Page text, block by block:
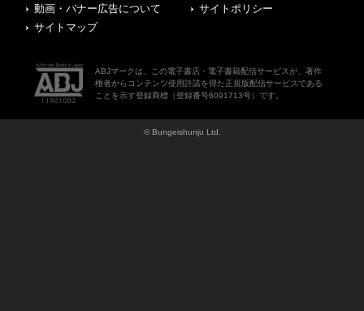
動画・バナー広告について
サイトポリシー
サイトマップ
ABJマークは、この電子書店・電子書籍配信サービスが、著作
権者からコンテンツ使用許諾を得た正規版配信サービスである
ことを示す登録商標（登録番号6091713号）です。
© Bungeishunju Ltd.